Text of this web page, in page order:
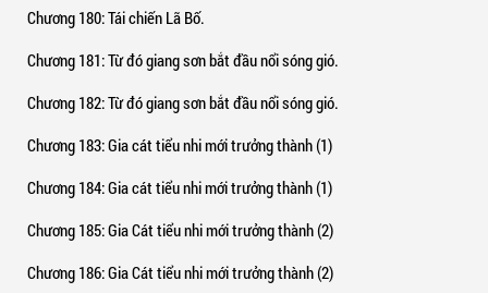
Chương 180: Tái chiến Lã Bố.
Chương 181: Từ đó giang sơn bắt đầu nổi sóng gió.
Chương 182: Từ đó giang sơn bắt đầu nổi sóng gió.
Chương 183: Gia cát tiểu nhi mới trưởng thành (1)
Chương 184: Gia cát tiểu nhi mới trưởng thành (1)
Chương 185: Gia Cát tiểu nhi mới trưởng thành (2)
Chương 186: Gia Cát tiểu nhi mới trưởng thành (2)